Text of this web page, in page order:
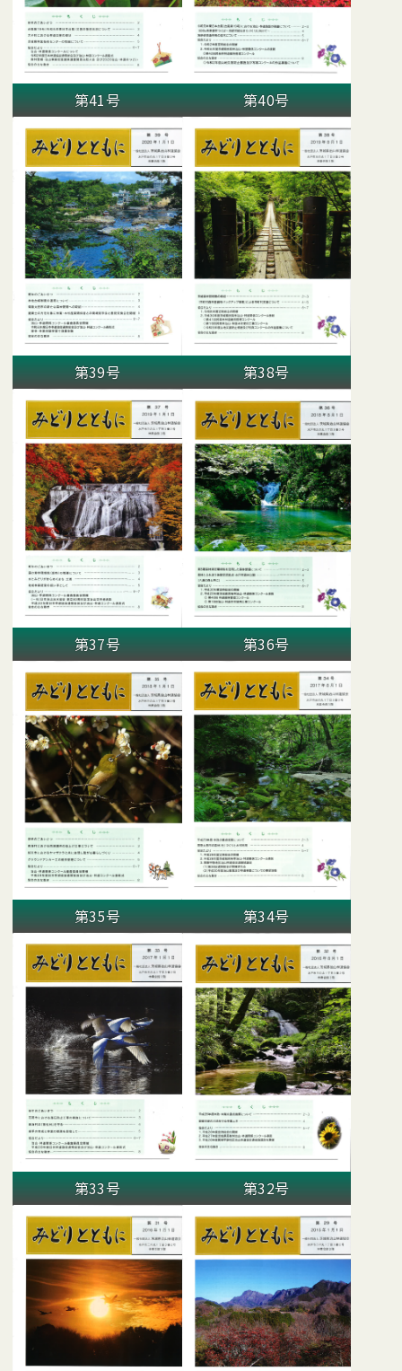
第41号 第40号
第39号 第38号
第37号 第36号
第35号 第34号
第33号 第32号